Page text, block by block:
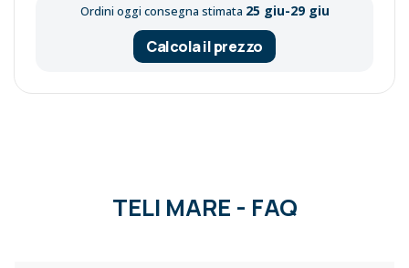
Ordini oggi consegna stimata 25 giu-29 giu
Calcola il prezzo
TELI MARE - FAQ